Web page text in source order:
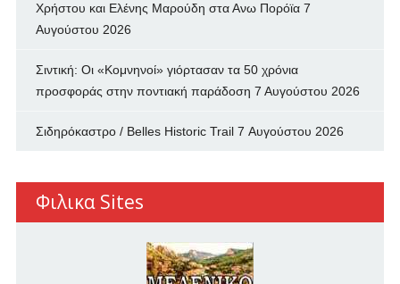
Χρήστου και Ελένης Μαρούδη στα Ανω Πορόϊα 7
Αυγούστου 2026
Σιντική: Οι «Κομνηνοί» γιόρτασαν τα 50 χρόνια
προσφοράς στην ποντιακή παράδοση 7 Αυγούστου 2026
Σιδηρόκαστρο / Belles Historic Trail 7 Αυγούστου 2026
Φιλικα Sites